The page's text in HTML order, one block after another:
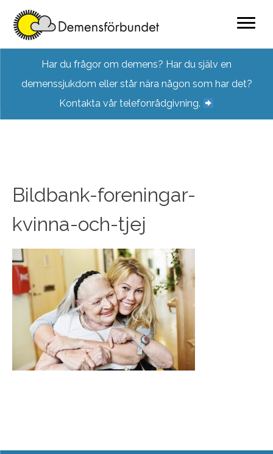
content
Har du frågor om demens? Har du själv en
demenssjukdom eller står nära någon som har det?
Kontakta vår telefonrådgivning.
Bildbank-foreningar-
kvinna-och-tjej